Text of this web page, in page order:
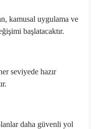
ka­musal uygulama ve
başlatacaktır.
seviyede hazır
daha güvenli yol